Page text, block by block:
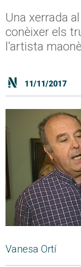
Una xerrada
conèixer els
l'artista
11/11/2017
Vanesa Ortí